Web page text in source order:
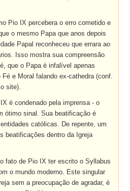
Pio IX percebera o erro cometido e
o mesmo Papa que anos depois
Papal reconheceu que errara ao
Isso mostra sua compreensão
que o Papa é infalível apenas
e Moral falando ex-cathedra (conf.
site).
é condenado pela imprensa - o
ótimo sinal. Sua beatificação é
católicas. De repente, um
beatificações dentro da Igreja
fato de Pio IX ter escrito o Syllabus
o mundo moderno. Este singular
sem a preocupação de agradar, é